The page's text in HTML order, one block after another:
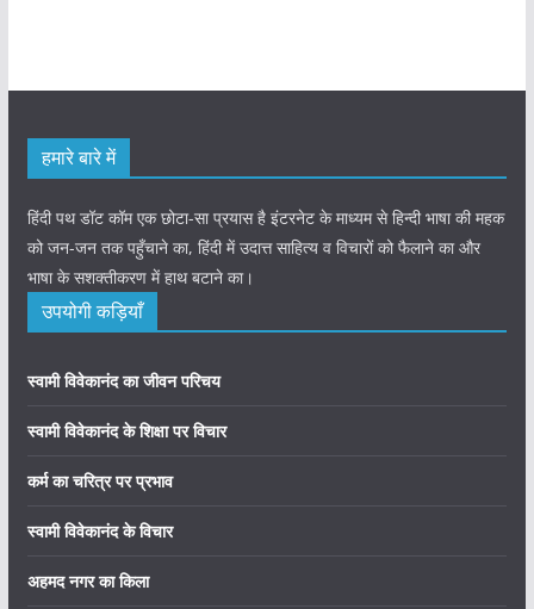
हमारे बारे में
हिंदी पथ डॉट कॉम एक छोटा-सा प्रयास है इंटरनेट के माध्यम से हिन्दी भाषा की महक
को जन-जन तक पहुँचाने का, हिंदी में उदात्त साहित्य व विचारों को फैलाने का और
भाषा के सशक्तीकरण में हाथ बटाने का।
उपयोगी कड़ियाँ
स्वामी विवेकानंद का जीवन परिचय
स्वामी विवेकानंद के शिक्षा पर विचार
कर्म का चरित्र पर प्रभाव
स्वामी विवेकानंद के विचार
अहमद नगर का किला